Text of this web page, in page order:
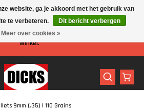
is er minder personeel aanwezig in de
winkel.
9mm (.35) | 110 Grains
website, ga je akkoord met het gebruik van
te verbeteren.
Dit bericht verbergen
Meer over cookies »